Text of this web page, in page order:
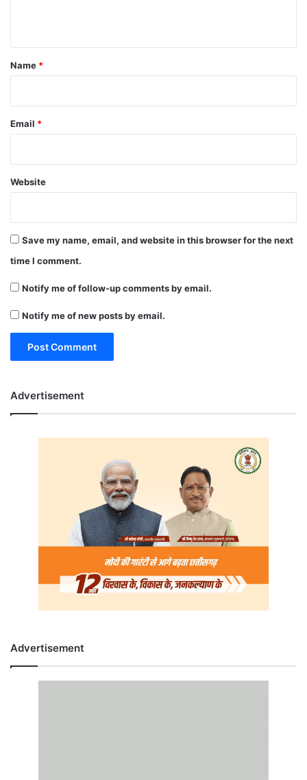
*
Name *
Email *
Website
Save my name, email, and website in this browser for the next
time I comment.
Notify me of follow-up comments by email.
Notify me of new posts by email.
Advertisement
Advertisement